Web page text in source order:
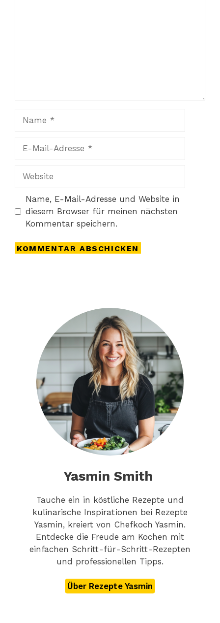
Mail-
Name, E-Mail-Adresse und Website in
diesem Browser für meinen nächsten
Kommentar speichern.
Yasmin Smith
Tauche ein in köstliche Rezepte und
kulinarische Inspirationen bei Rezepte
Yasmin, kreiert von Chefkoch Yasmin.
Entdecke die Freude am Kochen mit
einfachen Schritt-für-Schritt-Rezepten
und professionellen Tipps.
Über Rezepte Yasmin